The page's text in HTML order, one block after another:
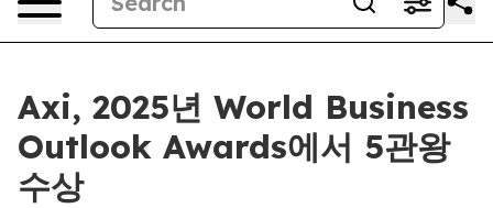
Axi, 2025년 World Business
Outlook Awards에서 5관왕
수상